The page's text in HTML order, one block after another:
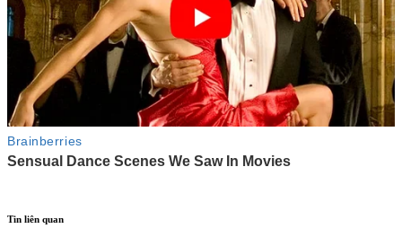
Tin liên quan